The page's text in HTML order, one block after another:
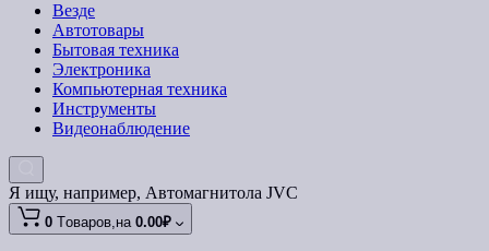
Везде
Автотовары
Бытовая техника
Электроника
Компьютерная техника
Инструменты
Видеонаблюдение
Я ищу, например, Автомагнитола JVC
0 Tоваров,на 0.00₽